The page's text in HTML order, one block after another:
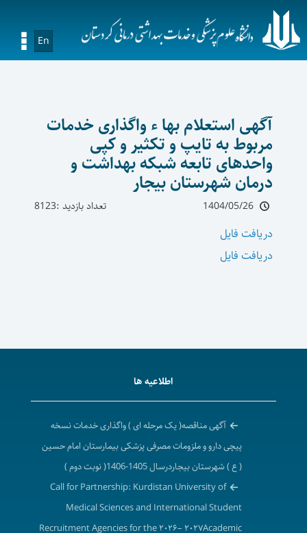
En
آگهی استعلام بها ء واگذاری خدمات
مربوط به تایپ و تکثیر و کپی
واحدهای تابعه شبکه بهداشت و
درمان شهرستان بیجار
تعداد بازدید :8123
دریافت فایل
دریافت فایل
اطلاعیه ها
آگهی مناقصه( یک مرحله ای ) واگذاری خدمات نسخه
پیچی دارو و ملزومات مصرفی پزشکی بیمارستان امام حسین
( ع ) شهرستان بیجاردرسال 1405-1406( نوبت دوم )
Call for Partnership: Kurdistan University of
Medical Sciences and International Student
Recruitment Agencies for the ۲۰۲۶– ۲۰۲۷Academic